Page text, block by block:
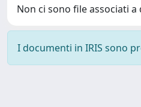
Non ci sono file associati
I documenti in IRIS sono